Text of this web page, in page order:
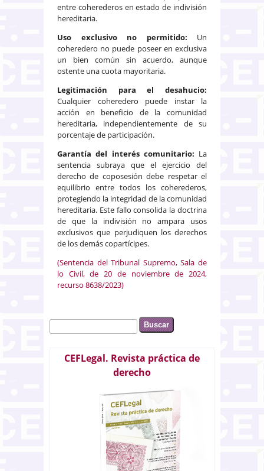
entre coherederos en estado de indivisión
hereditaria.
Uso exclusivo no permitido: Un
coheredero no puede poseer en exclusiva
un bien común sin acuerdo, aunque
ostente una cuota mayoritaria.
Legitimación para el desahucio:
Cualquier coheredero puede instar la
acción en beneficio de la comunidad
hereditaria, independientemente de su
porcentaje de participación.
Garantía del interés comunitario: La
sentencia subraya que el ejercicio del
derecho de coposesión debe respetar el
equilibrio entre todos los coherederos,
protegiendo la integridad de la comunidad
hereditaria. Este fallo consolida la doctrina
de que la indivisión no ampara usos
exclusivos que perjudiquen los derechos
de los demás copartícipes.
(Sentencia del Tribunal Supremo, Sala de
lo Civil, de 20 de noviembre de 2024,
recurso 8638/2023)
Formulario de búsqueda
Buscar
CEFLegal. Revista práctica de
derecho